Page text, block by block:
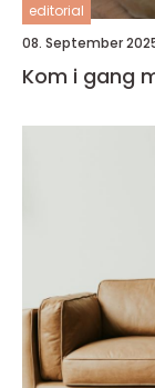
editorial
08. September
Kom i gang